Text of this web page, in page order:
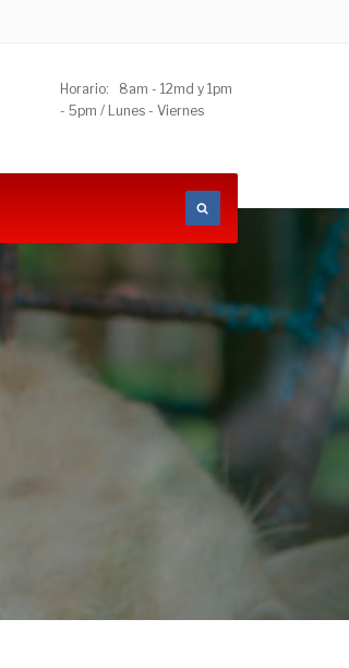
Horario: 8am - 12md y 1pm
- 5pm / Lunes - Viernes